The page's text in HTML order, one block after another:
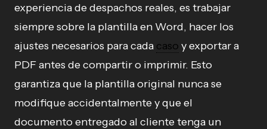
experiencia de despachos reales, es trabajar
siempre sobre la plantilla en Word, hacer los
ajustes necesarios para cada caso y exportar a
PDF antes de compartir o imprimir. Esto
garantiza que la plantilla original nunca se
modifique accidentalmente y que el
documento entregado al cliente tenga un